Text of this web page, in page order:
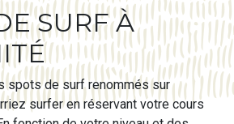
SURF À
spots de surf renommés sur
surfer en réservant votre cours